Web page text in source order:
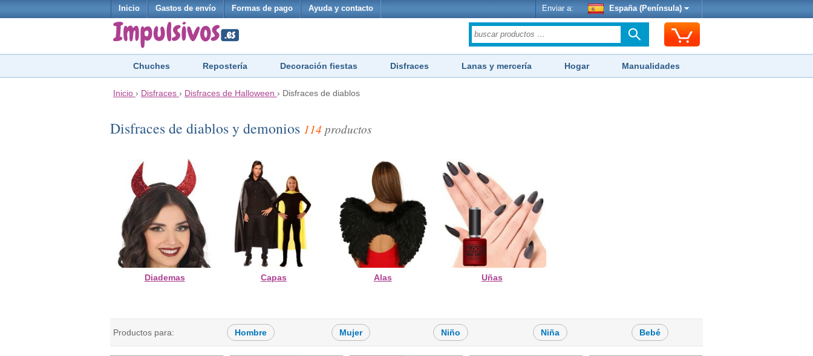
Inicio Gastos de envío Formas de pago Ayuda y contacto Enviar a: España (Península)
Chuches Repostería Decoración fiestas Disfraces Lanas y mercería Hogar Manualidades
Inicio › Disfraces › Disfraces de Halloween › Disfraces de diablos
Disfraces de diablos y demonios 114 productos
Diademas Capas Alas Uñas
Productos para: Hombre Mujer Niño Niña Bebé